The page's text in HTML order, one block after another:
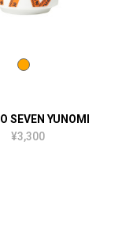
SEVEN YUNOMI
¥3,300